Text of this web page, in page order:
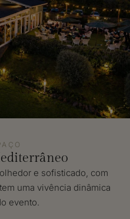
e sofisticado, com
uma vivência dinâmica
evento.